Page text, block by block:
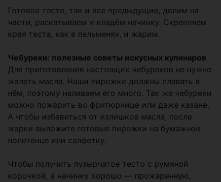
Готовое тесто, так и все предыдущие, делим на
части, раскатываем и кладём начинку. Скрепляем
края теста, как в пельменях, и жарим.
Чебуреки: полезные советы искусных кулинаров
Для приготовления настоящих чебуреков не нужно
жалеть масла. Наши пирожки должны плавать в
нём, поэтому наливаем его много. Так же чебуреки
можно пожарить во фритюрнице или даже казане.
А чтобы избавиться от излишков масла, после
жарки выложите готовые пирожки на бумажное
полотенце или салфетку.
Чтобы получить пузырчатое тесто с румяной
корочкой, а начинку хорошо — прожаренную,